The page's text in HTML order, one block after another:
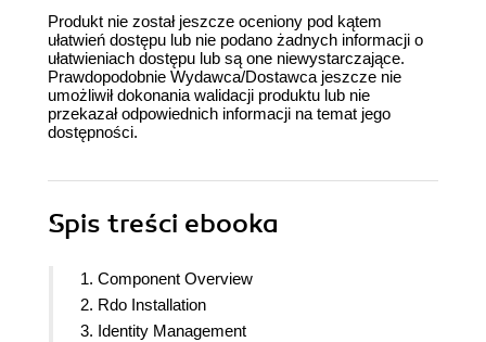
Produkt nie został jeszcze oceniony pod kątem
ułatwień dostępu lub nie podano żadnych informacji o
ułatwieniach dostępu lub są one niewystarczające.
Prawdopodobnie Wydawca/Dostawca jeszcze nie
umożliwił dokonania walidacji produktu lub nie
przekazał odpowiednich informacji na temat jego
dostępności.
Spis treści ebooka
1. Component Overview
2. Rdo Installation
3. Identity Management